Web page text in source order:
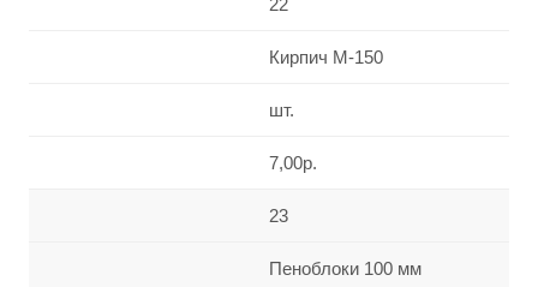
22
Кирпич М-150
шт.
7,00р.
23
Пеноблоки 100 мм